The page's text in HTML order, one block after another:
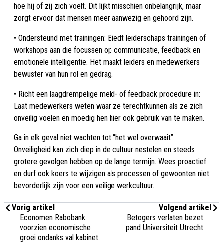
hoe hij of zij zich voelt. Dit lijkt misschien onbelangrijk, maar
zorgt ervoor dat mensen meer aanwezig en gehoord zijn.
• Ondersteund met trainingen: Biedt leiderschaps trainingen of
workshops aan die focussen op communicatie, feedback en
emotionele intelligentie. Het maakt leiders en medewerkers
bewuster van hun rol en gedrag.
• Richt een laagdrempelige meld- of feedback procedure in:
Laat medewerkers weten waar ze terechtkunnen als ze zich
onveilig voelen en moedig hen hier ook gebruik van te maken.
Ga in elk geval niet wachten tot “het wel overwaait”.
Onveiligheid kan zich diep in de cultuur nestelen en steeds
grotere gevolgen hebben op de lange termijn. Wees proactief
en durf ook koers te wijzigen als processen of gewoonten niet
bevorderlijk zijn voor een veilige werkcultuur.
Vorig artikel
Economen Rabobank
voorzien economische
groei ondanks val kabinet
Volgend artikel
Betogers verlaten bezet
pand Universiteit Utrecht